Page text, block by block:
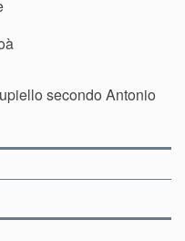
secondo Antonio